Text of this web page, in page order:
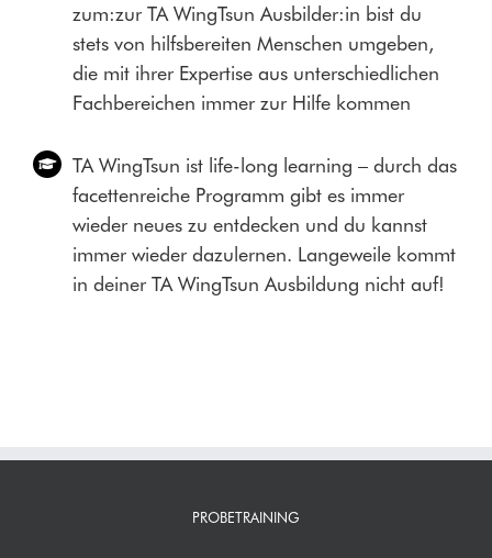
zum:zur TA WingTsun Ausbilder:in bist du
stets von hilfsbereiten Menschen umgeben,
die mit ihrer Expertise aus unterschiedlichen
Fachbereichen immer zur Hilfe kommen
TA WingTsun ist life-long learning – durch das
facettenreiche Programm gibt es immer
wieder neues zu entdecken und du kannst
immer wieder dazulernen. Langeweile kommt
in deiner TA WingTsun Ausbildung nicht auf!
PROBETRAINING